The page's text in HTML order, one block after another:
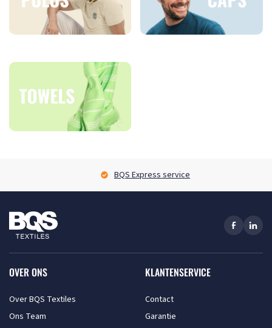
BQS Express service
OVER ONS
Over BQS Textiles
Ons Team
KLANTENSERVICE
Contact
Garantie